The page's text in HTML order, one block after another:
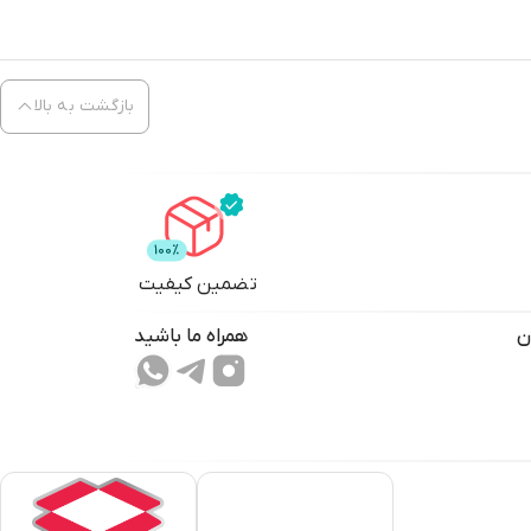
بازگشت به بالا
تضمین کیفیت
همراه ما باشید